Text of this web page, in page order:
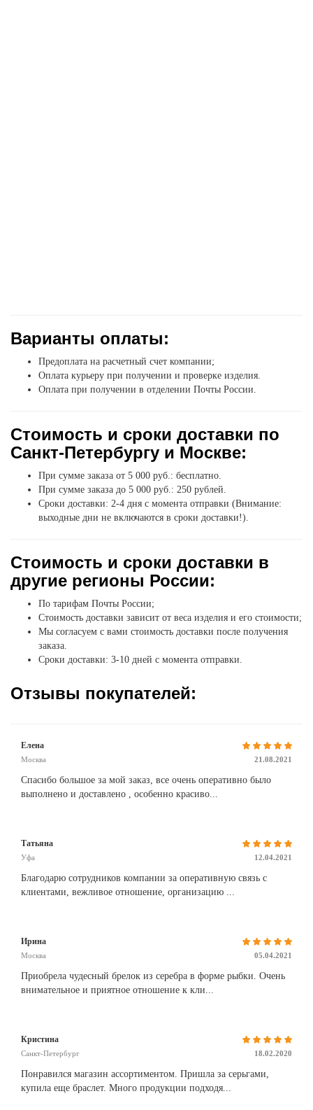
Варианты оплаты:
Предоплата на расчетный счет компании;
Оплата курьеру при получении и проверке изделия.
Оплата при получении в отделении Почты России.
Стоимость и сроки доставки по
Санкт-Петербургу и Москве:
При сумме заказа от 5 000 руб.: бесплатно.
При сумме заказа до 5 000 руб.: 250 рублей.
Сроки доставки: 2-4 дня с момента отправки (Внимание:
выходные дни не включаются в сроки доставки!).
Стоимость и сроки доставки в
другие регионы России:
По тарифам Почты России;
Стоимость доставки зависит от веса изделия и его стоимости;
Мы согласуем с вами стоимость доставки после получения
заказа.
Сроки доставки: 3-10 дней с момента отправки.
Отзывы покупателей:
Елена
Москва 21.08.2021
Спасибо большое за мой заказ, все очень оперативно было
выполнено и доставлено , особенно красиво...
Татьяна
Уфа 12.04.2021
Благодарю сотрудников компании за оперативную связь с
клиентами, вежливое отношение, организацию ...
Ирина
Москва 05.04.2021
Приобрела чудесный брелок из серебра в форме рыбки. Очень
внимательное и приятное отношение к кли...
Кристина
Санкт-Петербург 18.02.2020
Понравился магазин ассортиментом. Пришла за серьгами,
купила еще браслет. Много продукции подходя...